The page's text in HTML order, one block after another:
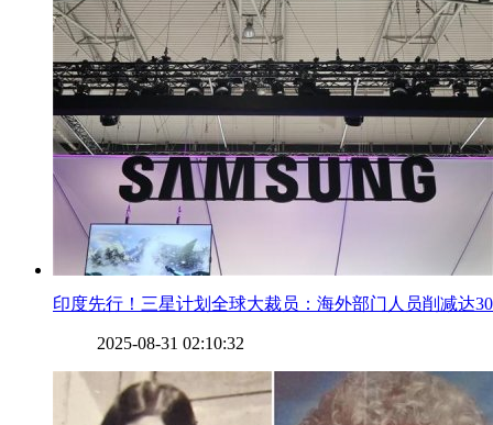
印度先行！三星计划全球大裁员：海外部门人员削减达
2025-08-31 02:10:32